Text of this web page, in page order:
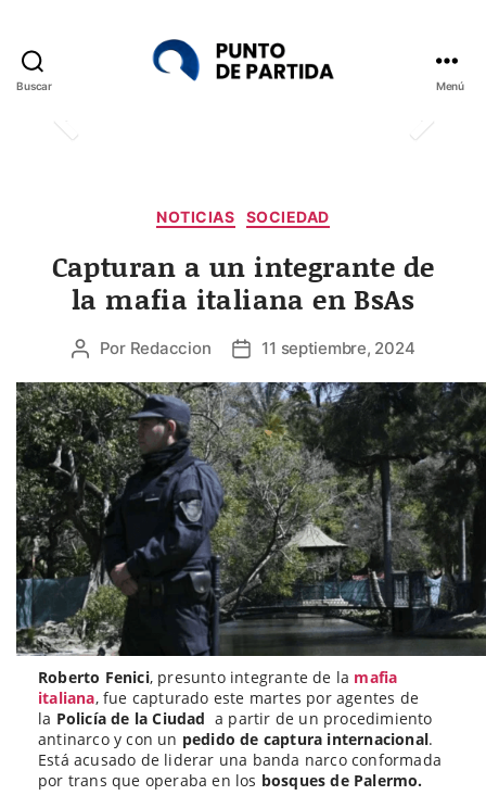
Buscar Menú
NOTICIAS SOCIEDAD
Capturan a un integrante de
la mafia italiana en BsAs
Autor
la
entrada
Por Redaccion
Fecha
la
entrada
11 septiembre, 2024
Roberto Fenici, presunto integrante de la mafia
italiana, fue capturado este martes por agentes de
la Policía de la Ciudad a partir de un procedimiento
antinarco y con un pedido de captura internacional.
Está acusado de liderar una banda narco conformada
por trans que operaba en los bosques de Palermo.